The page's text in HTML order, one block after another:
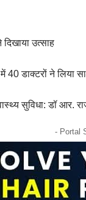
उत्साह
डाक्टरों ने लिया
सुविधा: डॉ आर.
- Portal